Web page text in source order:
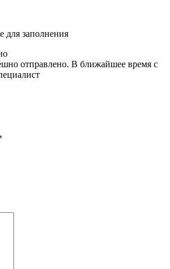
для заполнения
отправлено. В ближайшее время с